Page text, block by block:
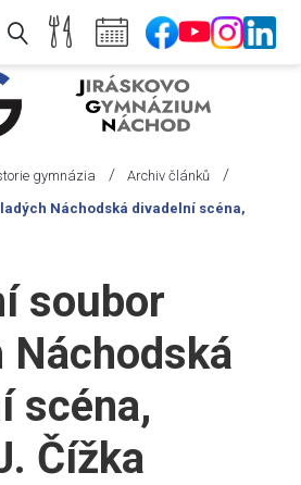
gymnázia / Archiv článků /
Náchodská divadelní scéna,
soubor
Náchodská
scéna,
Čížka